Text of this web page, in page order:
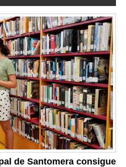
de Santomera consigue